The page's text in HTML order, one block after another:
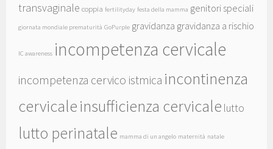
transvaginale coppia fertilityday festa della mamma genitori speciali
giornata mondiale prematurità GoPurple gravidanza gravidanza a rischio
IC awareness incompetenza cervicale
incompetenza cervico istmica incontinenza
cervicaleinsufficienza cervicale lutto
lutto perinatale mamma di un angelo maternità natale